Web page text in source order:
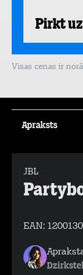
Pirkt
Visas cenas ir
Apraksts
JBL
EAN: